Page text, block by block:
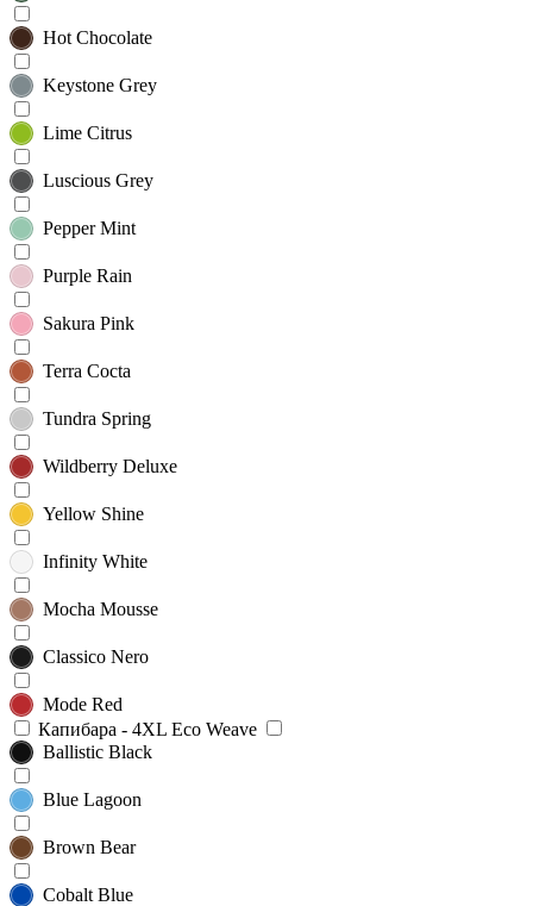
Hot Chocolate
Keystone Grey
Lime Citrus
Luscious Grey
Pepper Mint
Purple Rain
Sakura Pink
Terra Cocta
Tundra Spring
Wildberry Deluxe
Yellow Shine
Infinity White
Mocha Mousse
Classico Nero
Mode Red
Капибара - 4XL Eco Weave
Ballistic Black
Blue Lagoon
Brown Bear
Cobalt Blue